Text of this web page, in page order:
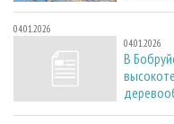
04.01.2026
04.01.2026
В